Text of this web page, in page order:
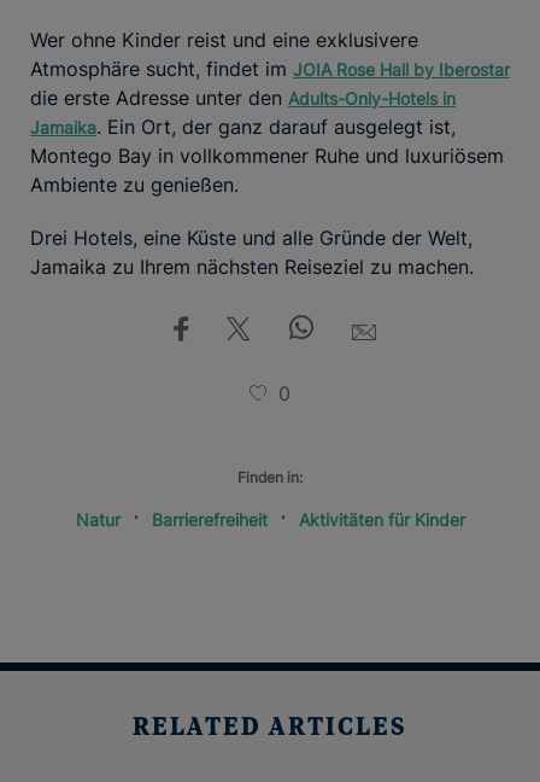
Wer ohne Kinder reist und eine exklusivere
Atmosphäre sucht, findet im JOIA Rose Hall by Iberostar
die erste Adresse unter den Adults-Only-Hotels in
Jamaika. Ein Ort, der ganz darauf ausgelegt ist,
Montego Bay in vollkommener Ruhe und luxuriösem
Ambiente zu genießen.
Drei Hotels, eine Küste und alle Gründe der Welt,
Jamaika zu Ihrem nächsten Reiseziel zu machen.
0
Finden in:
Natur Barrierefreiheit Aktivitäten für Kinder
RELATED ARTICLES